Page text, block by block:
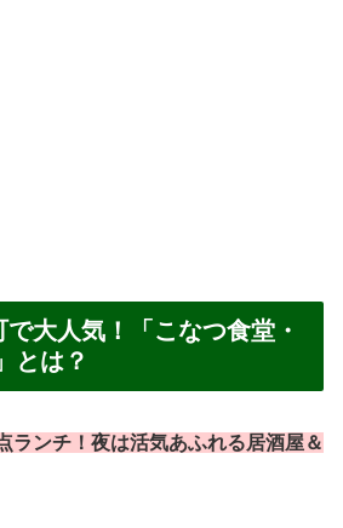
大人気！「こなつ食堂・
とは？
ランチ！夜は活気あふれる居酒屋＆